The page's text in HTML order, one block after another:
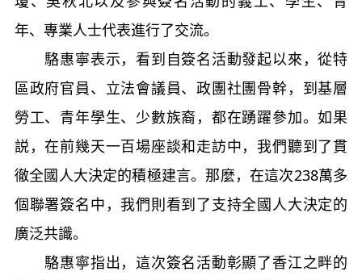
年、專業人士代表進行了交流。
駱惠寧表示，看到自簽名活動發起以來，從特
區政府官員、立法會議員、政團社團骨幹，到基層
勞工、青年學生、少數族裔，都在踴躍參加。如果
説，在前幾天一百場座談和走訪中，我們聽到了貫
徹全國人大決定的積極建言。那麼，在這次238萬多
個聯署簽名中，我們則看到了支持全國人大決定的
廣泛共識。
駱惠寧指出，這次簽名活動彰顯了香江之畔的